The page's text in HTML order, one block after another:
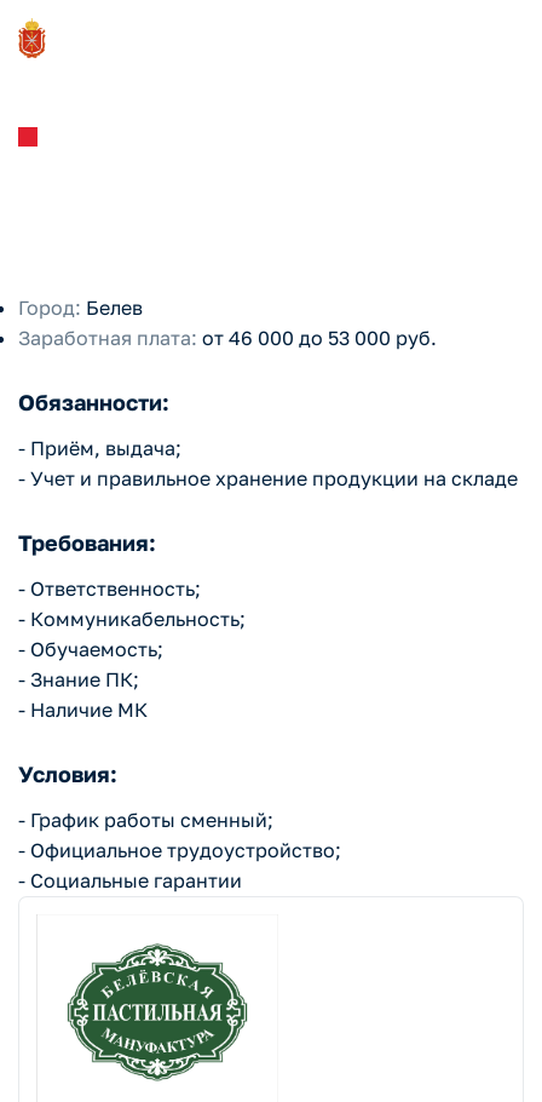
Город: Белев
Заработная плата: от 46 000 до 53 000 руб.
Обязанности:
- Приём, выдача;
- Учет и правильное хранение продукции на складе
Требования:
- Ответственность;
- Коммуникабельность;
- Обучаемость;
- Знание ПК;
- Наличие МК
Условия:
- График работы сменный;
- Официальное трудоустройство;
- Социальные гарантии